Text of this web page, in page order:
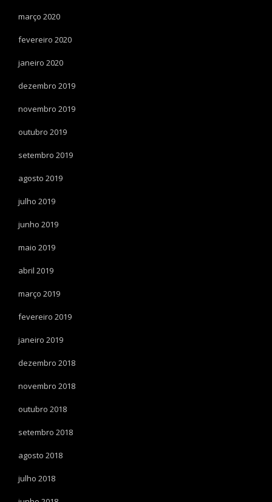
março 2020
fevereiro 2020
janeiro 2020
dezembro 2019
novembro 2019
outubro 2019
setembro 2019
agosto 2019
julho 2019
junho 2019
maio 2019
abril 2019
março 2019
fevereiro 2019
janeiro 2019
dezembro 2018
novembro 2018
outubro 2018
setembro 2018
agosto 2018
julho 2018